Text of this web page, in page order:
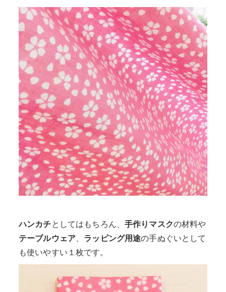
ハンカチとしてはもちろん、 手作りマスクの材料や
テーブルウェア、 ラッピング用途の手ぬぐいとして
も使いやすい１枚です。